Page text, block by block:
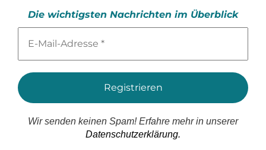
Die wichtigsten Nachrichten im Überblick
Mail-
*
Wir senden keinen Spam! Erfahre mehr in unserer
Datenschutzerklärung.